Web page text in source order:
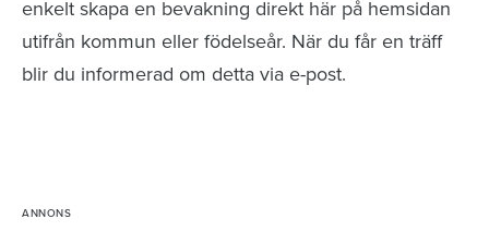
enkelt skapa en bevakning direkt här på hemsidan
utifrån kommun eller födelseår. När du får en träff
blir du informerad om detta via e-post.